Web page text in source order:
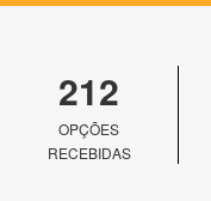
212
OPÇÕES
RECEBIDAS